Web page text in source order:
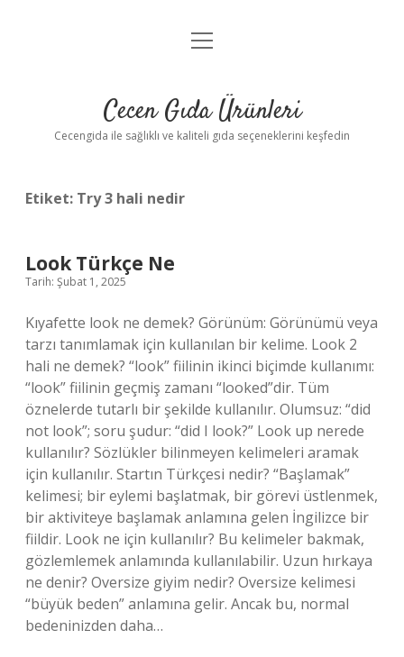
Anasayfa
Yasal Uyarı
menüyü
Cecen Gıda Ürünleri
Cecengida ile sağlıklı ve kaliteli gıda seçeneklerini keşfedin
Etiket: Try 3 hali nedir
Look Türkçe Ne
Tarih: Şubat 1, 2025
Kıyafette look ne demek? Görünüm: Görünümü veya
tarzı tanımlamak için kullanılan bir kelime. Look 2
hali ne demek? “look” fiilinin ikinci biçimde kullanımı:
“look” fiilinin geçmiş zamanı “looked”dir. Tüm
öznelerde tutarlı bir şekilde kullanılır. Olumsuz: “did
not look”; soru şudur: “did I look?” Look up nerede
kullanılır? Sözlükler bilinmeyen kelimeleri aramak
için kullanılır. Startın Türkçesi nedir? “Başlamak”
kelimesi; bir eylemi başlatmak, bir görevi üstlenmek,
bir aktiviteye başlamak anlamına gelen İngilizce bir
fiildir. Look ne için kullanılır? Bu kelimeler bakmak,
gözlemlemek anlamında kullanılabilir. Uzun hırkaya
ne denir? Oversize giyim nedir? Oversize kelimesi
“büyük beden” anlamına gelir. Ancak bu, normal
bedeninizden daha…